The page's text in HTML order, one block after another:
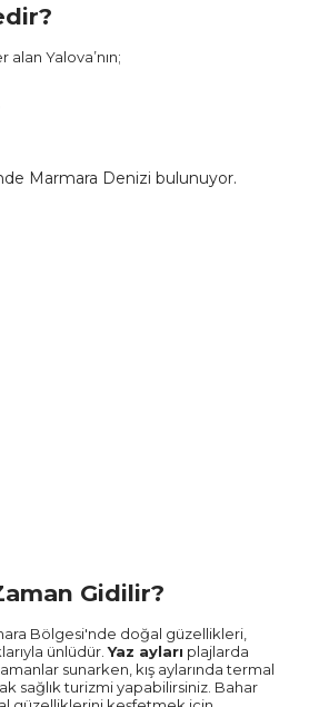
Yalova’nın;
Marmara Denizi bulunuyor.
Gidilir?
Bölgesi'nde doğal güzellikleri,
ünlüdür.Yaz ayları plajlarda
sunarken, kış aylarında termal
sağlık turizmi yapabilirsiniz. Bahar